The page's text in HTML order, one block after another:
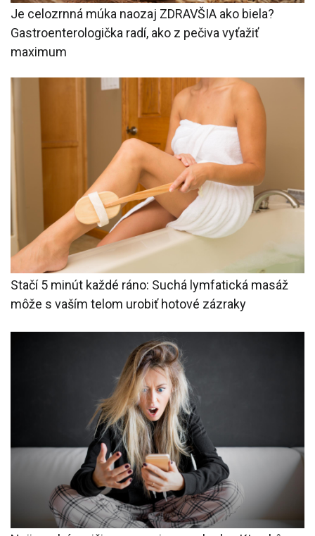
Je celozrnná múka naozaj ZDRAVŠIA ako biela?
Gastroenterologička radí, ako z pečiva vyťažiť
maximum
Stačí 5 minút každé ráno: Suchá lymfatická masáž
môže s vaším telom urobiť hotové zázraky